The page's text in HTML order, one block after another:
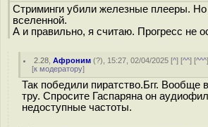
Стриминги убили железные плееры. Но
вселенной.
А и правильно, я считаю. Прогресс не
2.28 ,Афроним (?), 15:27, 02/04/2025 [^] [^^] [^^^
[к модератору]
Так победили пиратство.Бгг. Вообще
тру. Спросите Гаспаряна он
недоступные частоты.